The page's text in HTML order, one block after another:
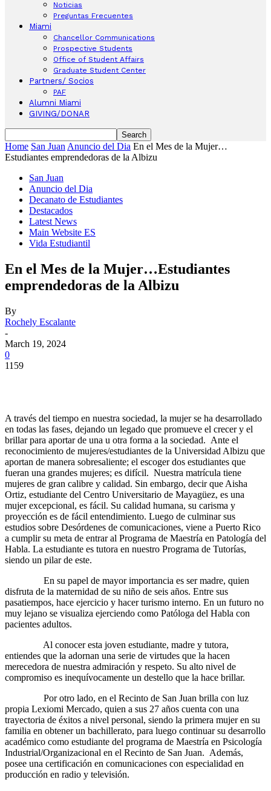
Noticias
Preguntas Frecuentes
Miami
Chancellor Communications
Prospective Students
Office of Student Affairs
Graduate Student Center
Partners/ Socios
PAF
Alumni Miami
GIVING/DONAR
Home San Juan Anuncio del Dia En el Mes de la Mujer…
Estudiantes emprendedoras de la Albizu
San Juan
Anuncio del Dia
Decanato de Estudiantes
Destacados
Latest News
Main Website ES
Vida Estudiantil
En el Mes de la Mujer…Estudiantes
emprendedoras de la Albizu
By
Rochely Escalante
-
March 19, 2024
0
1159
A través del tiempo en nuestra sociedad, la mujer se ha desarrollado
en todas las fases, dejando un legado que promueve el crecer y el
brillar para aportar de una u otra forma a la sociedad. Ante el
reconocimiento de mujeres/estudiantes de la Universidad Albizu que
aportan de manera sobresaliente; el escoger dos estudiantes que
fueran una grandes mujeres; es difícil. Nuestra matrícula tiene
mujeres de gran calibre y calidad. Sin embargo, decir que Aisha
Ortiz, estudiante del Centro Universitario de Mayagüez, es una
mujer excepcional, es fácil. Su calidad humana, su carisma y
proyección es de fácil entendimiento. Luego de culminar sus
estudios sobre Desórdenes de comunicaciones, viene a Puerto Rico
a cumplir su meta de entrar al Programa de Maestría en Patología del
Habla. La estudiante es tutora en nuestro Programa de Tutorías,
siendo un pilar de este.
En su papel de mayor importancia es ser madre, quien
disfruta de la maternidad de su niño de seis años. Entre sus
pasatiempos, hace ejercicio y hacer turismo interno. En un futuro no
muy lejano se visualiza ejerciendo como Patóloga del Habla con
pacientes adultos.
Al conocer esta joven estudiante, madre y tutora,
entiendes que la adornan una serie de virtudes que la hacen
merecedora de nuestra admiración y respeto. Su alto nivel de
compromiso es inequívocamente un destello que la hace brillar.
Por otro lado, en el Recinto de San Juan brilla con luz
propia Lexiomi Mercado, quien a sus 27 años cuenta con una
trayectoria de éxitos a nivel personal, siendo la primera mujer en su
familia en obtener un bachillerato, para luego continuar su desarrollo
académico como estudiante del programa de Maestría en Psicología
Industrial/Organizacional en el Recinto de San Juan. Además,
posee una certificación en comunicaciones con especialidad en
producción en radio y televisión.